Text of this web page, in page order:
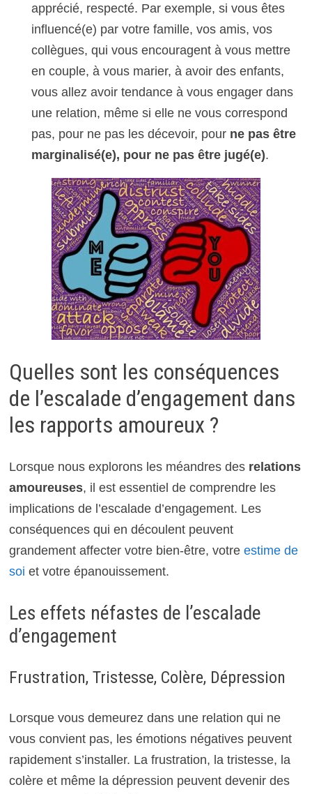
apprécié, respecté. Par exemple, si vous êtes
influencé(e) par votre famille, vos amis, vos
collègues, qui vous encouragent à vous mettre
en couple, à vous marier, à avoir des enfants,
vous allez avoir tendance à vous engager dans
une relation, même si elle ne vous correspond
pas, pour ne pas les décevoir, pour ne pas être
marginalisé(e), pour ne pas être jugé(e).
Quelles sont les conséquences
de l’escalade d’engagement dans
les rapports amoureux ?
Lorsque nous explorons les méandres des relations
amoureuses, il est essentiel de comprendre les
implications de l’escalade d’engagement. Les
conséquences qui en découlent peuvent
grandement affecter votre bien-être, votre estime de
soi et votre épanouissement.
Les effets néfastes de l’escalade
d’engagement
Frustration, Tristesse, Colère, Dépression
Lorsque vous demeurez dans une relation qui ne
vous convient pas, les émotions négatives peuvent
rapidement s’installer. La frustration, la tristesse, la
colère et même la dépression peuvent devenir des